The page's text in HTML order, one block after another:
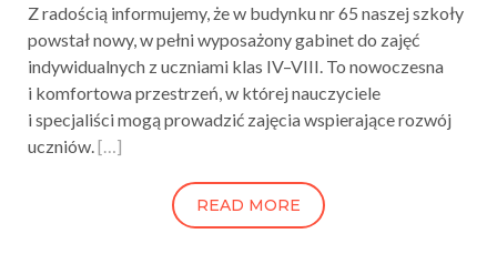
Z radością informujemy, że w budynku nr 65 naszej szkoły
powstał nowy, w pełni wyposażony gabinet do zajęć
indywidualnych z uczniami klas IV–VIII. To nowoczesna
i komfortowa przestrzeń, w której nauczyciele
i specjaliści mogą prowadzić zajęcia wspierające rozwój
uczniów. […]
READ MORE